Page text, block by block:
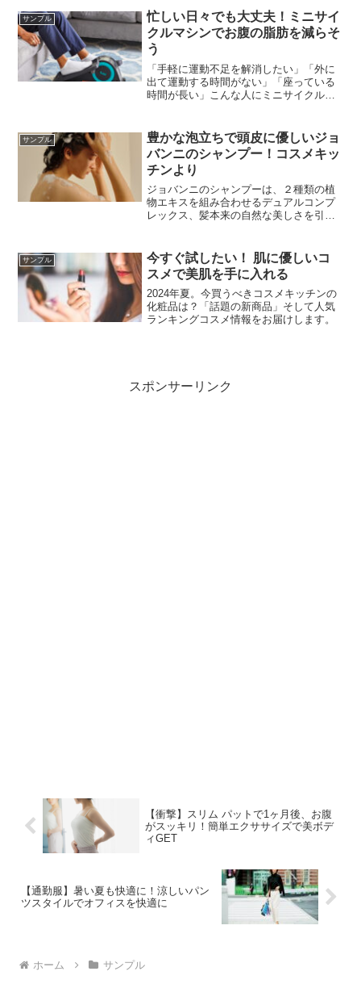
す。
サンプル
忙しい日々でも大丈夫！ミニサイ
クルマシンでお腹の脂肪を減らそ
う
「手軽に運動不足を解消したい」「外に
出て運動する時間がない」「座っている
時間が長い」こんな人にミニサイクルマ
サンプル
豊かな泡立ちで頭皮に優しいジョ
バンニのシャンプー！コスメキッ
チンより
ジョバンニのシャンプーは、２種類の植
物エキスを組み合わせるデュアルコンプ
レックス、髪本来の自然な美しさを引き
サンプル
今すぐ試したい！ 肌に優しいコ
スメで美肌を手に入れる
2024年夏。今買うべきコスメキッチンの
化粧品は？「話題の新商品」そして人気
ランキングコスメ情報をお届けします。
スポンサーリンク
【衝撃】スリム パットで1ヶ月後、お腹
がスッキリ！簡単エクササイズで美ボデ
ィGET
【通勤服】暑い夏も快適に！涼しいパン
ツスタイルでオフィスを快適に
ホーム サンプル